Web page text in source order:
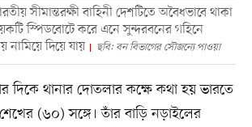
সীমান্তরক্ষী বাহিনী দেশটিতে অবৈধভাবে থাকা
স্পিডবোটে করে এনে সুন্দরবনের গহিনে
নামিয়ে দিয়ে যায়
ছবি: বন বিভাগের সৌজন্যে পাওয়া
দিকে থানার দোতলার কক্ষে কথা হয় ভারতে
(৬০) সঙ্গে। তাঁর বাড়ি নড়াইলের